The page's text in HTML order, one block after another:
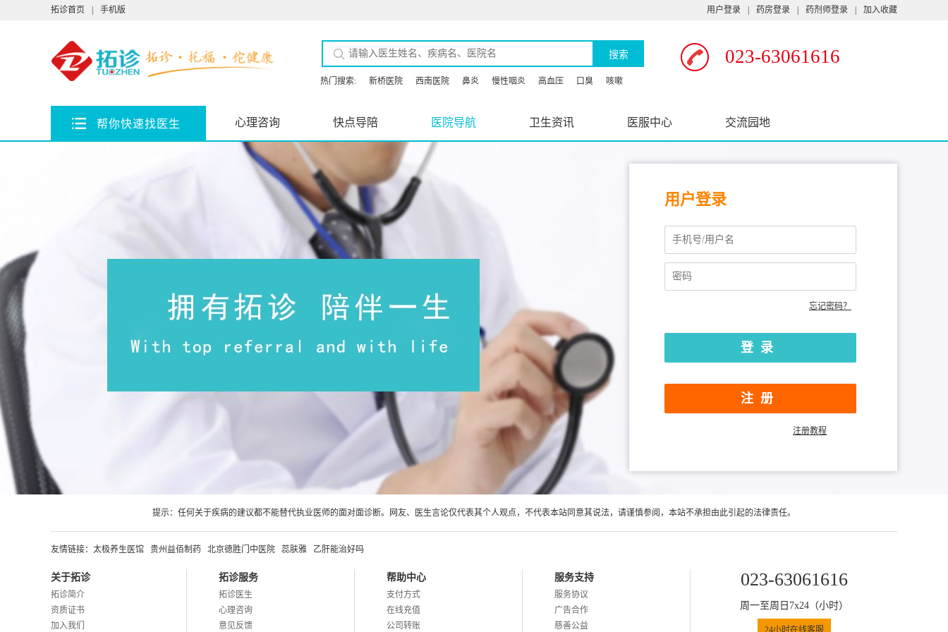
拓诊首页 手机版 用户登录 药房登录 药剂师登录 加入收藏
搜索 023-63061616
热门搜索: 新桥医院 西南医院 鼻炎 慢性咽炎 高血压 口臭 咳嗽
帮你快速找医生 心理咨询 快点导陪 医院导航 卫生资讯 医服中心 交流园地
用户登录
忘记密码？
注册
注册教程
提示：任何关于疾病的建议都不能替代执业医师的面对面诊断。网友、医生言论仅代表其个人观点，不代表本站同意其说法，请谨慎参阅，本站不承担由此引起的法律责任。
友情链接： 太极养生医馆 贵州益佰制药 北京德胜门中医院 蕊肤雅 乙肝能治好吗
关于拓诊
拓诊简介
资质证书
加入我们
拓诊服务
拓诊医生
心理咨询
意见反馈
帮助中心
支付方式
在线充值
公司转账
服务支持
服务协议
广告合作
慈善公益
023-63061616
周一至周日7x24（小时）
24小时在线客服